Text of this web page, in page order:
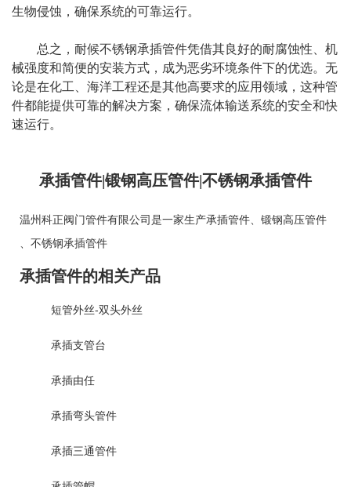
生物侵蚀，确保系统的可靠运行。
总之，耐候不锈钢承插管件凭借其良好的耐腐蚀性、机
械强度和简便的安装方式，成为恶劣环境条件下的优选。无
论是在化工、海洋工程还是其他高要求的应用领域，这种管
件都能提供可靠的解决方案，确保流体输送系统的安全和快
速运行。
承插管件|锻钢高压管件|不锈钢承插管件
温州科正阀门管件有限公司是一家生产承插管件
锻钢高压管件
不锈钢承插管件
承插管件的相关产品
短管外丝-双头外丝
承插支管台
承插由任
承插弯头管件
承插三通管件